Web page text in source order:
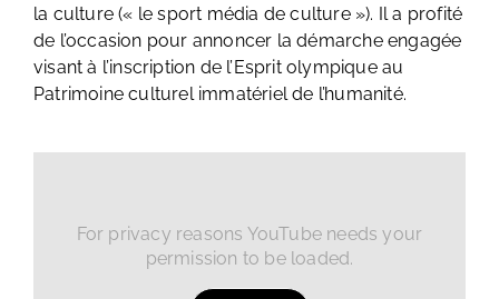
la culture (« le sport média de culture »). Il a profité
de l’occasion pour annoncer la démarche engagée
visant à l’inscription de l’Esprit olympique au
Patrimoine culturel immatériel de l’humanité.
For privacy reasons YouTube needs your
permission to be loaded.